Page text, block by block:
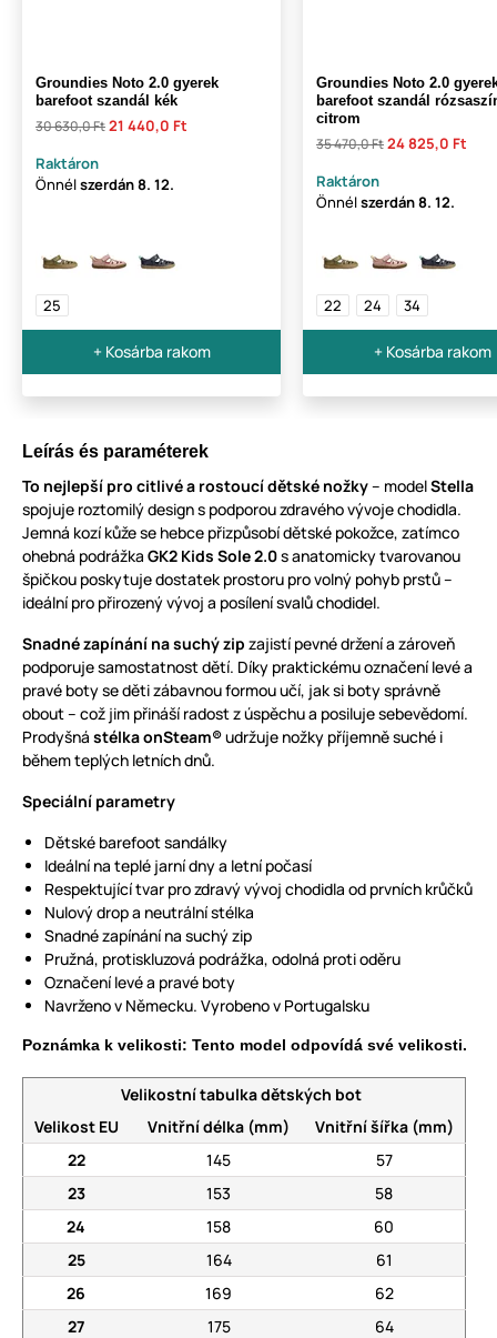
Groundies Noto 2.0 gyerek
barefoot szandál kék
30 630,0 Ft21 440,0 Ft
Raktáron
Önnélszerdán8. 12.
25
+ Kosárba rakom
Groundies Noto 2.0
barefoot szandál
citrom
35 470,0 Ft24 825,0 Ft
Raktáron
Önnélszerdán8. 12.
22 24 34
+ Kosárba rakom
Leírás és paraméterek
To nejlepší pro citlivé a rostoucí dětské nožky– modelStella
spojuje roztomilý design s podporou zdravého vývoje chodidla.
Jemná kozí kůže se hebce přizpůsobí dětské pokožce, zatímco
ohebná podrážka GK2 Kids Sole 2.0s anatomicky tvarovanou
špičkou poskytuje dostatek prostoru pro volný pohyb prstů –
ideální pro přirozený vývoj a posílení svalů chodidel.
Snadné zapínání na suchý zip zajistí pevné držení a zároveň
podporuje samostatnost dětí. Díky praktickému označení levé a
pravé boty se děti zábavnou formou učí, jak si boty správně
obout – což jim přináší radost z úspěchu a posiluje sebevědomí.
Prodyšná stélka onSteam®udržuje nožky příjemně suché i
během teplých letních dnů.
Speciální parametry
Dětské barefoot sandálky
Ideální na teplé jarní dny a letní počasí
Respektující tvar pro zdravý vývoj chodidla od prvních krůčků
Nulový drop a neutrální stélka
Snadné zapínání na suchý zip
Pružná, protiskluzová podrážka, odolná proti oděru
Označení levé a pravé boty
Navrženo v Německu. Vyrobeno v Portugalsku
Poznámka k velikosti: Tento model odpovídá své velikosti.
Velikostní tabulka dětských bot
Velikost EU
Vnitřní délka (mm)
Vnitřní šířka (mm)
22
145
57
23
153
58
24
158
60
25
164
61
26
169
62
27
175 64